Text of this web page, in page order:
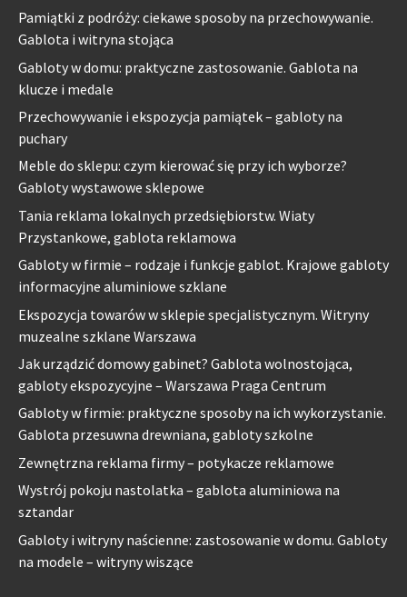
Pamiątki z podróży: ciekawe sposoby na przechowywanie.
Gablota i witryna stojąca
Gabloty w domu: praktyczne zastosowanie. Gablota na
klucze i medale
Przechowywanie i ekspozycja pamiątek – gabloty na
puchary
Meble do sklepu: czym kierować się przy ich wyborze?
Gabloty wystawowe sklepowe
Tania reklama lokalnych przedsiębiorstw. Wiaty
Przystankowe, gablota reklamowa
Gabloty w firmie – rodzaje i funkcje gablot. Krajowe gabloty
informacyjne aluminiowe szklane
Ekspozycja towarów w sklepie specjalistycznym. Witryny
muzealne szklane Warszawa
Jak urządzić domowy gabinet? Gablota wolnostojąca,
gabloty ekspozycyjne – Warszawa Praga Centrum
Gabloty w firmie: praktyczne sposoby na ich wykorzystanie.
Gablota przesuwna drewniana, gabloty szkolne
Zewnętrzna reklama firmy – potykacze reklamowe
Wystrój pokoju nastolatka – gablota aluminiowa na
sztandar
Gabloty i witryny naścienne: zastosowanie w domu. Gabloty
na modele – witryny wiszące